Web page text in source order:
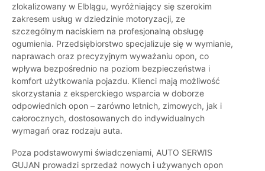
zlokalizowany w Elblągu, wyróżniający się szerokim
zakresem usług w dziedzinie motoryzacji, ze
szczególnym naciskiem na profesjonalną obsługę
ogumienia. Przedsiębiorstwo specjalizuje się w wymianie,
naprawach oraz precyzyjnym wyważaniu opon, co
wpływa bezpośrednio na poziom bezpieczeństwa i
komfort użytkowania pojazdu. Klienci mają możliwość
skorzystania z eksperckiego wsparcia w doborze
odpowiednich opon – zarówno letnich, zimowych, jak i
całorocznych, dostosowanych do indywidualnych
wymagań oraz rodzaju auta.
Poza podstawowymi świadczeniami, AUTO SERWIS
GUJAN prowadzi sprzedaż nowych i używanych opon